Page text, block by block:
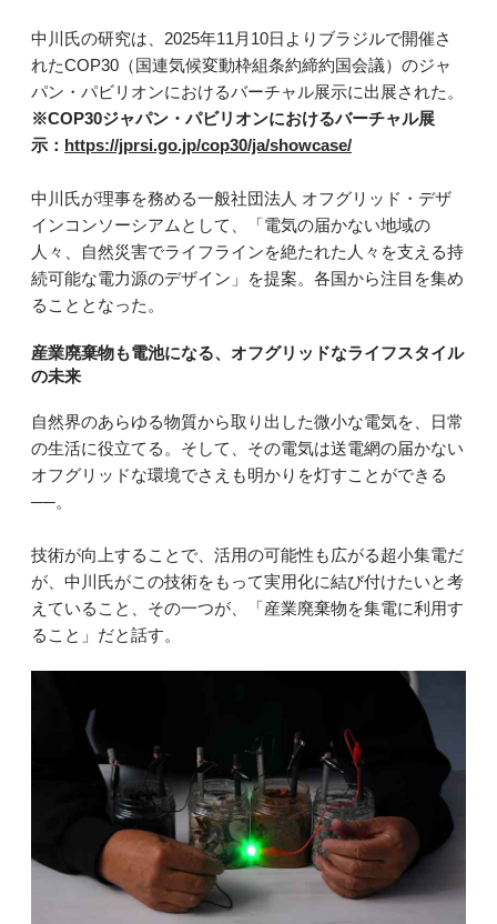
中川氏の研究は、2025年11月10日よりブラジルで開催さ
れたCOP30（国連気候変動枠組条約締約国会議）のジャ
パン・パビリオンにおけるバーチャル展示に出展された。
※COP30ジャパン・パビリオンにおけるバーチャル展
示： https://jprsi.go.jp/cop30/ja/showcase/
中川氏が理事を務める一般社団法人 オフグリッド・デザ
インコンソーシアムとして、「電気の届かない地域の
人々、自然災害でライフラインを絶たれた人々を支える持
続可能な電力源のデザイン」を提案。各国から注目を集め
ることとなった。
産業廃棄物も電池になる、オフグリッドなライフスタイル
の未来
自然界のあらゆる物質から取り出した微小な電気を、日常
の生活に役立てる。そして、その電気は送電網の届かない
オフグリッドな環境でさえも明かりを灯すことができる
──。
技術が向上することで、活用の可能性も広がる超小集電だ
が、中川氏がこの技術をもって実用化に結び付けたいと考
えていること、その一つが、「産業廃棄物を集電に利用す
ること」だと話す。